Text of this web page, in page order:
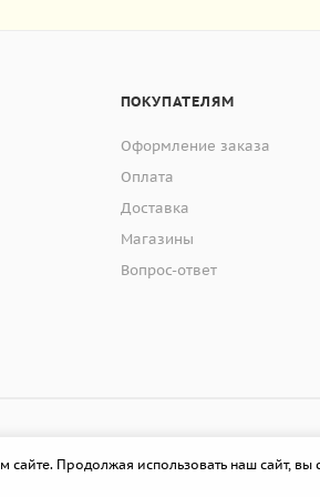
ПОКУПАТЕЛЯМ
Оформление заказа
Оплата
Доставка
Магазины
Вопрос-ответ
Продолжая использовать наш сайт, вы